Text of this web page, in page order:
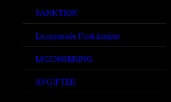
SANKTION
Licensierade Funktionärer
LICENSIERING
AVGIFTER